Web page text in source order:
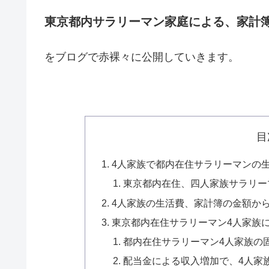
東京都内サラリーマン家庭による、家計
をブログで赤裸々に公開していきます。
4人家族で都内在住サラリーマンの
東京都内在住、四人家族サラリ
4人家族の生活費、家計簿の金額か
東京都内在住サラリーマン4人家族
都内在住サラリーマン4人家族の
配当金による収入増加で、4人家